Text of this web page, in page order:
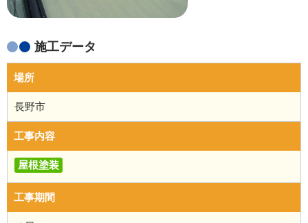
施工データ
場所
長野市
工事内容
屋根塗装
工事期間